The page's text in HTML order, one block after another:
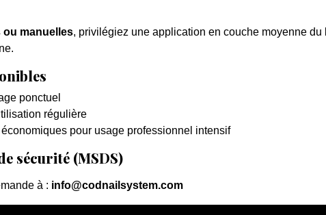
ou manuelles, privilégiez une application en couche moyenne du
ponctuel
régulière
économiques pour usage professionnel intensif
sécurité (MSDS)
à : info@codnailsystem.com